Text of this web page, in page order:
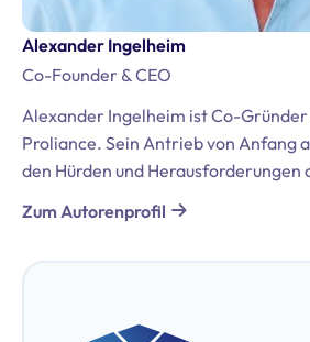
Alexander Ingelheim
Co-Founder & CEO
Alexander Ingelheim ist Co-Gründer
Proliance. Sein Antrieb von Anfang
den Hürden und Herausforderungen
Datenschutz und der DSGVO zu
umfassende Erfahrungen aus seiner
Bregal Unternehmerkapital GmbH
Datenschutzbeauftragter (TÜV &
Zum Autorenprofil